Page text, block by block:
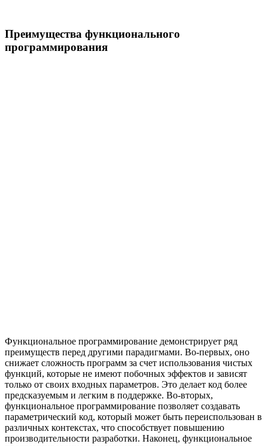
Преимущества функционального
программирования
Функциональное программирование демонстрирует ряд
преимуществ перед другими парадигмами. Во-первых, оно
снижает сложность программ за счет использования чистых
функций, которые не имеют побочных эффектов и зависят
только от своих входных параметров. Это делает код более
предсказуемым и легким в поддержке. Во-вторых,
функциональное программирование позволяет создавать
параметрический код, который может быть переиспользован в
различных контекстах, что способствует повышению
производительности разработки. Наконец, функциональное